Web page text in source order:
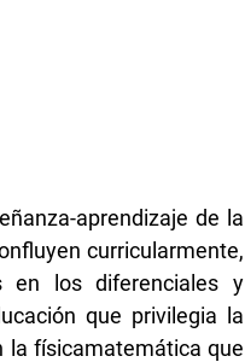
aprendizaje de la
curricularmente,
en los diferenciales y
que privilegia la
la físicamatemática que